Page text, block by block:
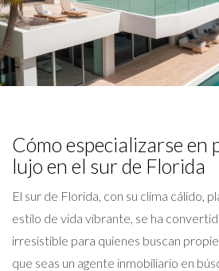
Cómo especializarse en
lujo en el sur de Florida
El sur de Florida, con su clima cálido,
estilo de vida vibrante, se ha
irresistible para quienes buscan
que seas un agente inmobiliario en